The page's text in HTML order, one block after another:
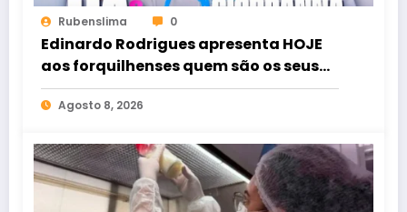
Rubenslima 0
Edinardo Rodrigues apresenta HOJE
aos forquilhenses quem são os seus
candidatos
Agosto 8, 2026